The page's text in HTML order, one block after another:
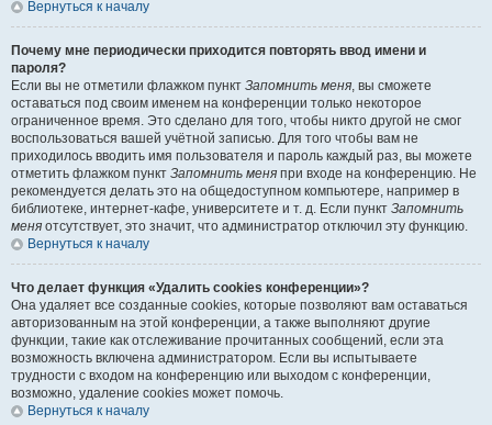
Вернуться к началу
Почему мне периодически приходится повторять ввод имени и
пароля?
Если вы не отметили флажком пункт Запомнить меня, вы сможете
оставаться под своим именем на конференции только некоторое
ограниченное время. Это сделано для того, чтобы никто другой не смог
воспользоваться вашей учётной записью. Для того чтобы вам не
приходилось вводить имя пользователя и пароль каждый раз, вы можете
отметить флажком пункт Запомнить меня при входе на конференцию. Не
рекомендуется делать это на общедоступном компьютере, например в
библиотеке, интернет-кафе, университете и т. д. Если пункт Запомнить
меня отсутствует, это значит, что администратор отключил эту функцию.
Вернуться к началу
Что делает функция «Удалить cookies конференции»?
Она удаляет все созданные cookies, которые позволяют вам оставаться
авторизованным на этой конференции, а также выполняют другие
функции, такие как отслеживание прочитанных сообщений, если эта
возможность включена администратором. Если вы испытываете
трудности с входом на конференцию или выходом с конференции,
возможно, удаление cookies может помочь.
Вернуться к началу